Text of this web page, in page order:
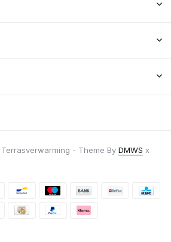
- Theme By DMWS x